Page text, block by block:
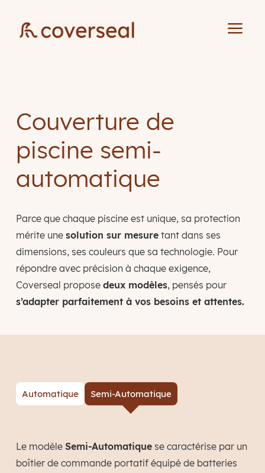
a
Couverture de
piscine semi-
automatique
Parce que chaque piscine est unique, sa protection
mérite une solution sur mesuretant dans ses
dimensions, ses couleurs que sa technologie. Pour
répondre avec précision à chaque exigence,
Coverseal propose deux modèles, pensés pour
s’adapter parfaitement à vos besoins et attentes.
Automatique Semi-Automatique
Le modèle Semi-Automatiquese caractérise par un
boîtier de commande portatif équipé de batteries